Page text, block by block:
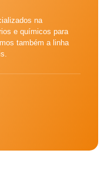
na
e químicos para
também a linha